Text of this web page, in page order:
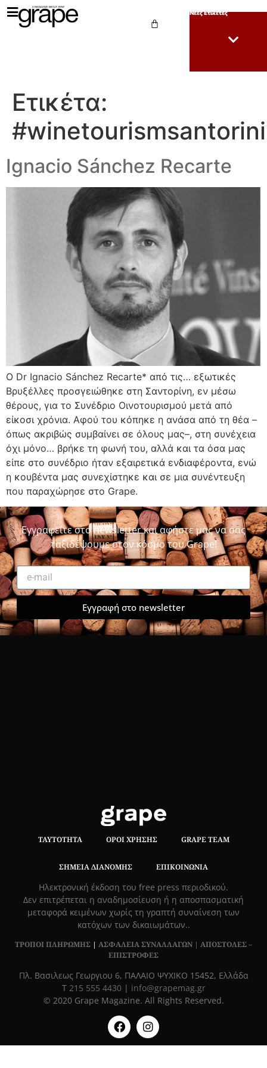
Νέες Ετικέτες
Ετικέτα:
Ignacio Sánchez Recarte
Ο Dr Ignacio Sánchez Recarte* από τις… εξωτικές
Βρυξέλλες προσγειώθηκε στη Σαντορίνη, εν μέσω
θέρους, για το Συνέδριο Οινοτουρισμού μετά από
είκοσι χρόνια. Αφού του κόπηκε η ανάσα από τη θέα –
όπως ακριβώς συμβαίνει σε όλους μας–, στη συνέχεια
όχι μόνο… βρήκε τη φωνή του, αλλά και τα όσα μας
είπε στο συνέδριο ήταν εξαιρετικά ενδιαφέροντα, ενώ
η κουβέντα μας συνεχίστηκε και σε μια συνέντευξη
που παραχώρησε στο Grape.
Εγγραφείτε στο newsletter και αφήστε μας να σας
ταξιδέψουμε στον κόσμο του Grape!
Εγγραφή στο newsletter
ΤΑΥΤΌΤΗΤΑ ΌΡΟΙ ΧΡΉΣΗΣ GRAPE TEAM
ΣΗΜΕΊΑ ΔΙΑΝΟΜΉΣ ΕΠΙΚΟΙΝΩΝΊΑ
Hλεκτρονική έκδοση του free press περιοδικού.
Δεν επιτρέπεται η αναδημοσίευση ή η αποσπασματική
μεταφορά κειμένων χωρίς τη γραπτή συναίνεση των
κατόχων των δικαιωμάτων..
ΤΡΟΠΟΙ ΠΛΗΡΩΜΗΣ | ΑΣΦΑΛΕΙΑ ΣΥΝΑΛΛΑΓΩΝ | ΑΠΟΣΤΟΛΕΣ –
ΕΠΙΣΤΡΟΦΕΣ
Πλ. Βασιλεως Γεωργιου 6, ΠΑΛΑΙΟ ΨΥΧΙΚΟ 15452, Ελλάδα
Τ 215 555 4430| info@grapemag.gr
© 2020 Grape Magazine. All Rights Reserved.